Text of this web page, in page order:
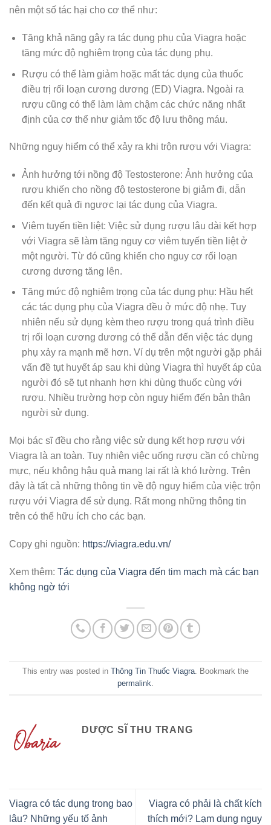
nên một số tác hại cho cơ thể như:
Tăng khả năng gây ra tác dụng phụ của Viagra hoặc
tăng mức độ nghiêm trọng của tác dụng phụ.
Rượu có thể làm giảm hoặc mất tác dụng của thuốc
điều trị rối loạn cương dương (ED) Viagra. Ngoài ra
rượu cũng có thể làm làm chậm các chức năng nhất
định của cơ thể như giảm tốc độ lưu thông máu.
Những nguy hiểm có thể xảy ra khi trộn rượu với Viagra:
Ảnh hưởng tới nồng độ Testosterone: Ảnh hưởng của
rượu khiến cho nồng độ testosterone bị giảm đi, dẫn
đến kết quả đi ngược lại tác dụng của Viagra.
Viêm tuyến tiền liệt: Việc sử dụng rượu lâu dài kết hợp
với Viagra sẽ làm tăng nguy cơ viêm tuyến tiền liệt ở
một người. Từ đó cũng khiến cho nguy cơ rối loạn
cương dương tăng lên.
Tăng mức độ nghiêm trọng của tác dụng phụ: Hầu hết
các tác dụng phụ của Viagra đều ở mức độ nhẹ. Tuy
nhiên nếu sử dụng kèm theo rượu trong quá trình điều
trị rối loạn cương dương có thể dẫn đến việc tác dụng
phụ xảy ra mạnh mẽ hơn. Ví dụ trên một người gặp phải
vấn đề tụt huyết áp sau khi dùng Viagra thì huyết áp của
người đó sẽ tụt nhanh hơn khi dùng thuốc cùng với
rượu. Nhiều trường hợp còn nguy hiểm đến bản thân
người sử dụng.
Mọi bác sĩ đều cho rằng việc sử dụng kết hợp rượu với
Viagra là an toàn. Tuy nhiên việc uống rượu cần có chừng
mực, nếu không hậu quả mang lại rất là khó lường. Trên
đây là tất cả những thông tin về độ nguy hiểm của việc trộn
rượu với Viagra để sử dụng. Rất mong những thông tin
trên có thể hữu ích cho các bạn.
Copy ghi nguồn: https://viagra.edu.vn/
Xem thêm: Tác dụng của Viagra đến tim mạch mà các bạn
không ngờ tới
This entry was posted in Thông Tin Thuốc Viagra. Bookmark the
permalink.
DƯỢC SĨ THU TRANG
Viagra có tác dụng trong bao
lâu? Những yếu tố ảnh
Viagra có phải là chất kích
thích mới? Lạm dụng nguy